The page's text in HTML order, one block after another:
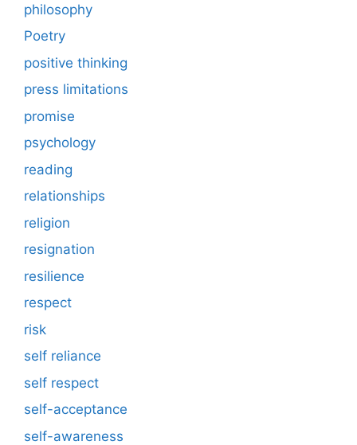
philosophy
Poetry
positive thinking
press limitations
promise
psychology
reading
relationships
religion
resignation
resilience
respect
risk
self reliance
self respect
self-acceptance
self-awareness